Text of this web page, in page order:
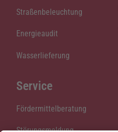
Straßenbeleuchtung
Energieaudit
Wasserlieferung
Service
Fördermittelberatung